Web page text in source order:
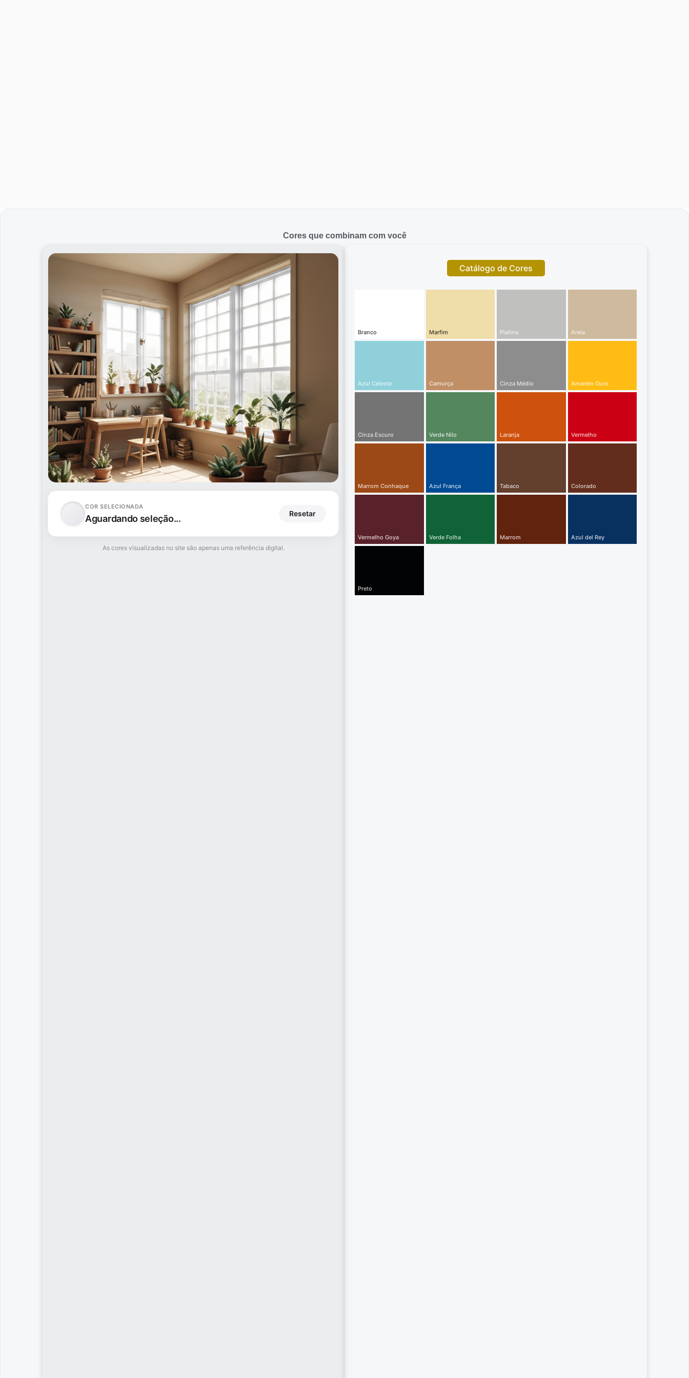
Cores que combinam com você
COR SELECIONADA
Aguardando seleção... Resetar
As cores visualizadas no site são apenas uma referência digital.
Catálogo de Cores
Branco Marfim Platina Areia
Azul Celeste Camurça Cinza Médio Amarelo Ouro
Cinza Escuro Verde Nilo Laranja Vermelho
Marrom Conhaque Azul França Tabaco Colorado
Vermelho Goya Verde Folha Marrom Azul del Rey
Preto